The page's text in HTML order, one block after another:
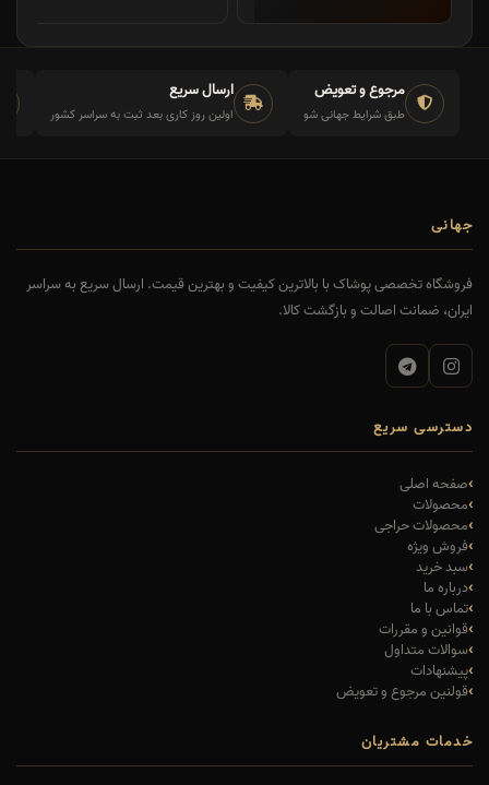
مرجوع و تعویض
طبق شرایط جهانی شو
ارسال سریع
اولین روز کاری بعد ثبت به سراسر کشور
جهانی
فروشگاه تخصصی پوشاک با بالاترین کیفیت و بهترین قیمت. ارسال سریع به سراسر
ایران، ضمانت اصالت و بازگشت کالا.
دسترسی سریع
صفحه اصلی
محصولات
محصولات حراجی
فروش ویژه
سبد خرید
درباره ما
تماس با ما
قوانین و مقررات
سوالات متداول
پیشنهادات
قولنین مرجوع و تعویض
خدمات مشتریان